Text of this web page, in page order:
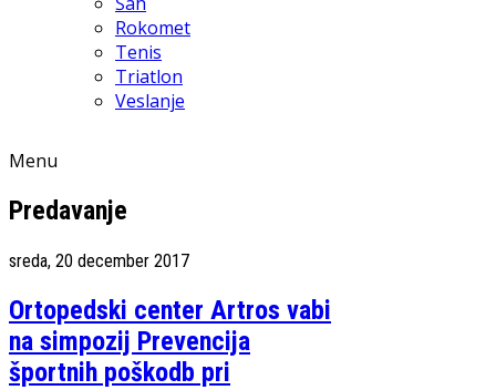
Rokomet
Tenis
Triatlon
Veslanje
Menu
Predavanje
sreda, 20 december 2017
Ortopedski center Artros vabi
na simpozij Prevencija
športnih poškodb pri